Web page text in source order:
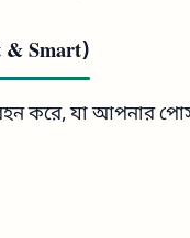
& Smart)
করে, যা আপনার